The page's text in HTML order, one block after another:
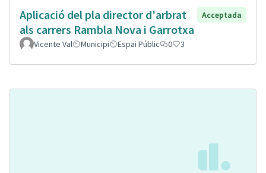
Aplicació del pla director d'arbrat
als carrers Rambla Nova i Garrotxa
Acceptada
Vicente Val Municipi Espai Públic 0 3